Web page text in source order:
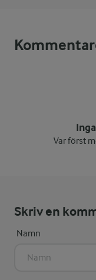
Var först
Skriv en
Namn